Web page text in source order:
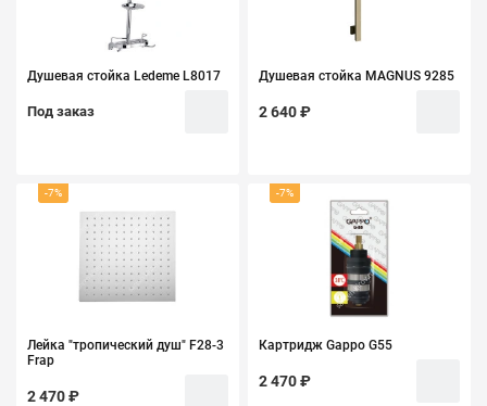
Душевая стойка Ledeme L8017
Под заказ
Душевая стойка MAGNUS 9285
2 640 ₽
-7%
Лейка "тропический душ" F28-3
Frap
2 470 ₽
-7%
Картридж Gappo G55
2 470 ₽